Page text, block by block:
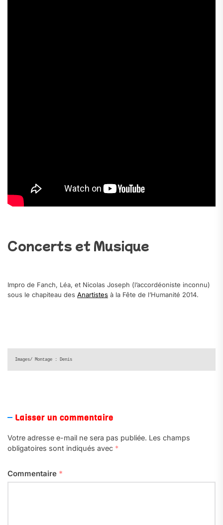
Concerts et Musique
Impro de Fanch, Léa, et Nicolas Joseph (l’accordéoniste inconnu)
sous le chapiteau des Anartistes à la Fête de l’Humanité 2014.
Laisser un commentaire
Votre adresse e-mail ne sera pas publiée. Les champs
obligatoires sont indiqués avec *
Commentaire *